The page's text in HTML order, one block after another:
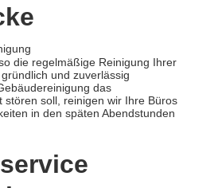
die regelmäßige Reinigung Ihrer
und zuverlässig
das
stören soll, reinigen wir Ihre Büros
in den späten Abendstunden